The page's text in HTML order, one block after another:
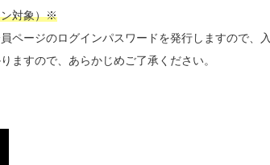
ン対象）※
ページのログインパスワードを発行しますので、
ますので、あらかじめご了承ください。